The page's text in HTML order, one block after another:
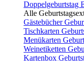
Doppelgeburtstag
Alle
Gästebücher
Tischkarten
Menükarten
Weinetiketten
Kartenbox